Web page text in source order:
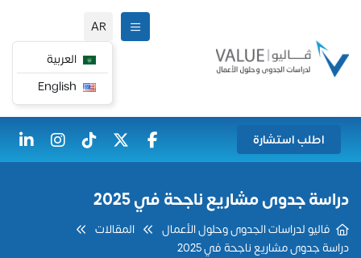
AR
العربية
اطلب استشارة
دراسة جدوى مشاريع ناجحة في 2025
فاليو لدراسات الجدوى وحلول الأعمال
المقالات
دراسة جدوى مشاريع ناجحة في 2025